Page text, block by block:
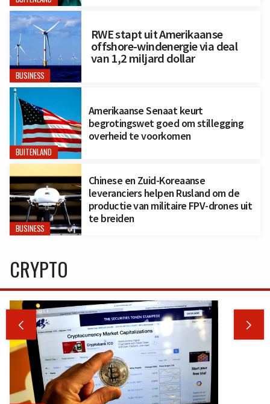
BUSINESS
RWE stapt uit Amerikaanse
offshore-windenergie via deal
van 1,2 miljard dollar
BUITENLAND
Amerikaanse Senaat keurt
begrotingswet goed om stillegging
overheid te voorkomen
BUSINESS
Chinese en Zuid-Koreaanse
leveranciers helpen Rusland om de
productie van militaire FPV-drones uit
te breiden
CRYPTO
 